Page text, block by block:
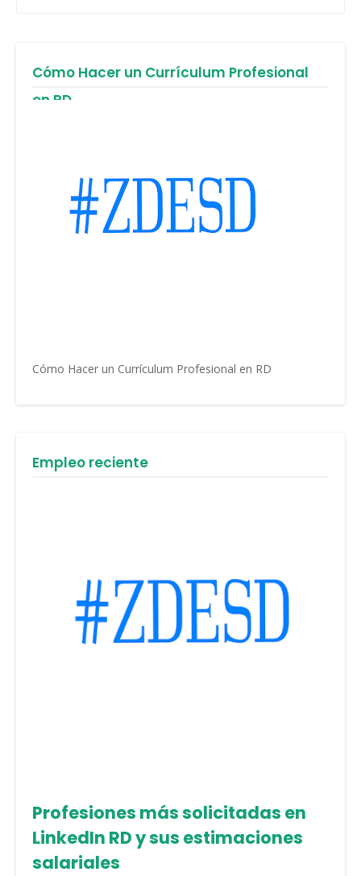
Cómo Hacer un Currículum Profesional
en RD
Cómo Hacer un Currículum Profesional en RD
Empleo reciente
Profesiones más solicitadas en
LinkedIn RD y sus estimaciones
salariales